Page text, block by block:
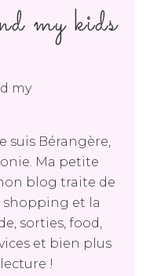
my kids
suis Bérangère,
Ma petite
blog traite de
shopping et la
sorties, food,
et bien plus
!